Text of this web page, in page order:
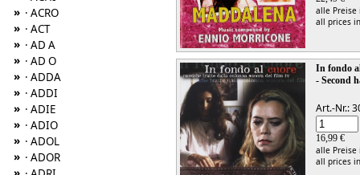
» · ACRO
» · ACT
» · AD A
» · AD O
» · ADDA
» · ADDI
» · ADIE
» · ADIO
» · ADOL
» · ADOR
alle
all prices
In fondo
- Second
Art.-Nr.:
16,99 €
alle
all prices